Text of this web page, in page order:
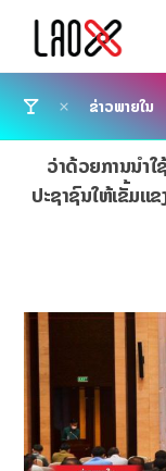
ຂ່າວພາຍໃນ
ວ່າດ້ວຍການນຳ
ປະຊາຊົນໃຫ້ເຂັ້ມແຂ